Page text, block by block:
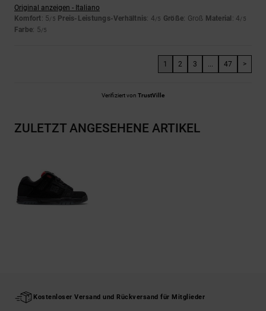
Original anzeigen - Italiano
Komfort: 5/5 Preis-Leistungs-Verhältnis: 4/5 Größe: Groß Material : 4/5
Farbe: 5/5
1 2 3 ... 47 >
Verifiziert von TrustVille
ZULETZT ANGESEHENE ARTIKEL
Kostenloser Versand und Rückversand für Mitglieder